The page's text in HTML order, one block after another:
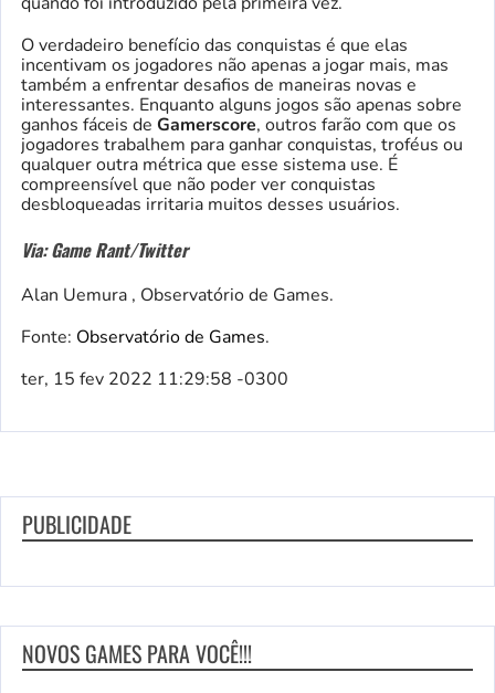
O verdadeiro benefício das conquistas é que elas
incentivam os jogadores não apenas a jogar mais, mas
também a enfrentar desafios de maneiras novas e
interessantes. Enquanto alguns jogos são apenas sobre
ganhos fáceis de Gamerscore, outros farão com que os
jogadores trabalhem para ganhar conquistas, troféus ou
qualquer outra métrica que esse sistema use. É
compreensível que não poder ver conquistas
desbloqueadas irritaria muitos desses usuários.
Via: Game Rant/Twitter
Alan Uemura , Observatório de Games.
Fonte: Observatório de Games.
ter, 15 fev 2022 11:29:58 -0300
PUBLICIDADE
NOVOS GAMES PARA VOCÊ!!!